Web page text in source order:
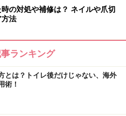
の対処や補修は？ ネイルや爪切
方法
ランキング
とは？トイレ後だけじゃない、海外
術！